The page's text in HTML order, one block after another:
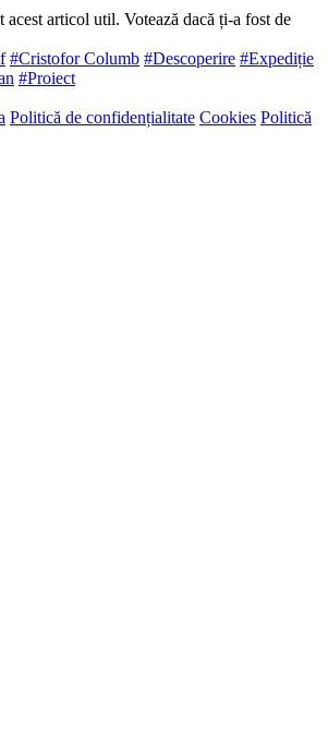
acest articol util. Votează dacă ți-a fost de
#Cristofor Columb #Descoperire #Expediție
#Proiect
Politică de confidențialitate Cookies Politică